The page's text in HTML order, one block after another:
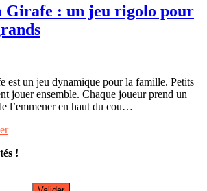
Girafe : un jeu rigolo pour
est un jeu dynamique pour la famille. Petits
jouer ensemble. Chaque joueur prend un
l’emmener en haut du cou…
!